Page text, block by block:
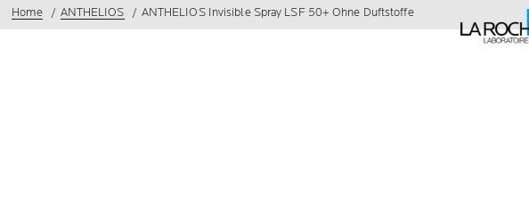
Home ANTHELIOS ANTHELIOS Invisible Spray LSF 50+ Ohne Duftstoffe